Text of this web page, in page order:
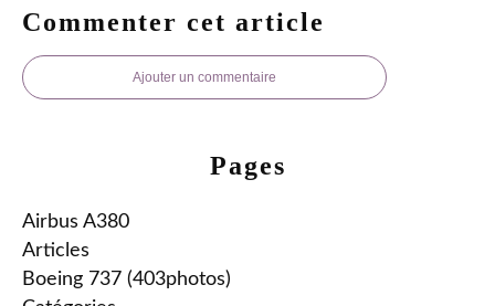
Commenter cet article
Ajouter un commentaire
Pages
Airbus A380
Articles
Boeing 737 (403photos)